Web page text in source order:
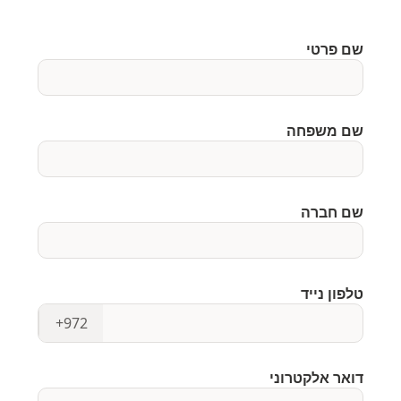
שם פרטי
שם משפחה
שם חברה
טלפון נייד
+972
דואר אלקטרוני